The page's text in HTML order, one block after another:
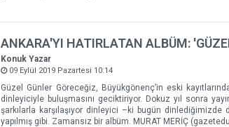
ANKARA'YI HATIRLATAN ALBÜM:
Konuk Yazar
09 Eylül 2019 Pazartesi 10:14
Güzel Günler Göreceğiz, Büyükgönenç’in eski
dinleyiciyle buluşmasını geciktiriyor. Dokuz yıl sonra
şarkılarla karşılaşıyor dinleyici –ki bugün
yapılmış gibi. Zamansız bir albüm. MURAT MERİÇ